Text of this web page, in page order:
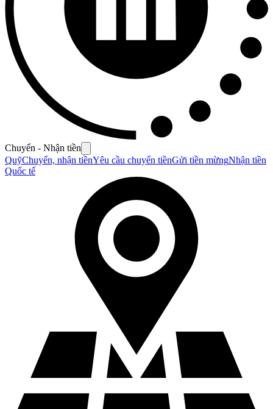
Chuyển - Nhận tiền
QuỹChuyển, nhận tiềnYêu cầu chuyển tiềnGửi tiền mừngNhận tiền
Quốc tế